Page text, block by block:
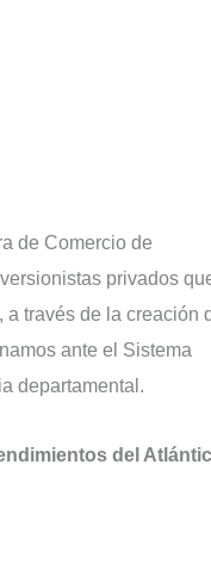
de Comercio de
privados
través de la creación
ante el Sistema
departamental.
del